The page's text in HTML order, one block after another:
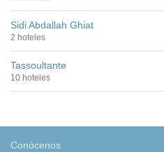
Sidi Abdallah Ghiat
2 hoteles
Tassoultante
10 hoteles
Conócenos